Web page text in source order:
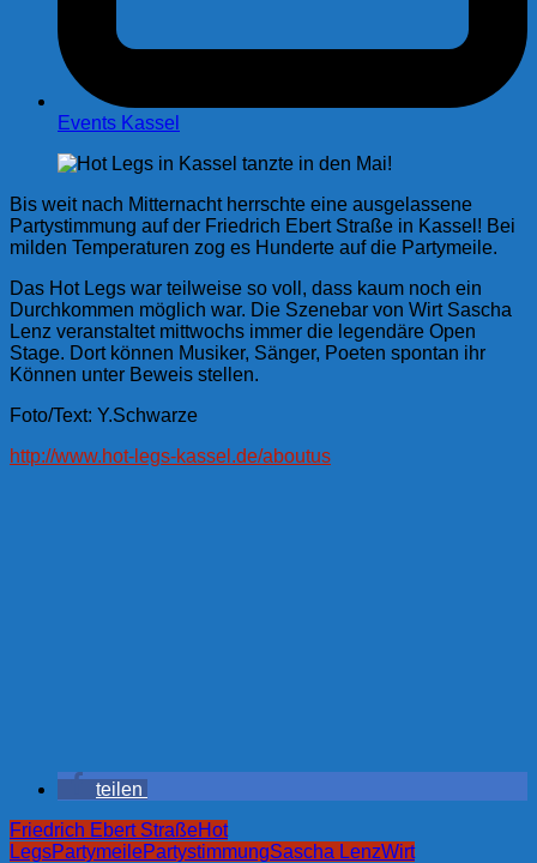
Events Kassel
Bis weit nach Mitternacht herrschte eine ausgelassene
Partystimmung auf der Friedrich Ebert Straße in Kassel! Bei
milden Temperaturen zog es Hunderte auf die Partymeile.
Das Hot Legs war teilweise so voll, dass kaum noch ein
Durchkommen möglich war. Die Szenebar von Wirt Sascha
Lenz veranstaltet mittwochs immer die legendäre Open
Stage. Dort können Musiker, Sänger, Poeten spontan ihr
Können unter Beweis stellen.
Foto/Text: Y.Schwarze
http://www.hot-legs-kassel.de/aboutus
teilen
Friedrich Ebert StraßeHot
LegsPartymeilePartystimmungSascha LenzWirt